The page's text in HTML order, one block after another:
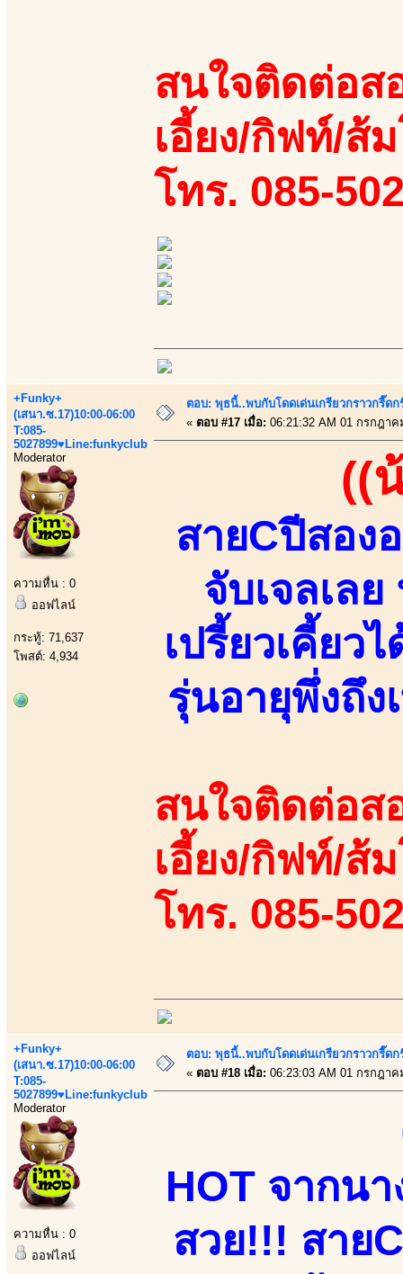
สนใจติดต่อส
เอี้ยง/กิฟท์/ส้
โทร. 085-
+Funky+
(เสนา.ซ.17)10:00-06:00
T:085-
5027899♥Line:funkyclub
Moderator
ความหื่น : 0
ออฟไลน์
กระทู้: 71,637
โพสต์: 4,934
ตอบ: พุธนี้..พบกับโดดเด่นเกรียวกราวกรี๊
« ตอบ #17 เมื่อ: 06:21:32 AM 01 กรกฎาค
((
สายCปีสอง
จับเจลเล
เปรี้ยวเคี้ยว
รุ่นอายุพึ่งถึง
สนใจติดต่อส
เอี้ยง/กิฟท์/ส้
โทร. 085-
+Funky+
(เสนา.ซ.17)10:00-06:00
T:085-
5027899♥Line:funkyclub
Moderator
ความหื่น : 0
ออฟไลน์
ตอบ: พุธนี้..พบกับโดดเด่นเกรียวกราวกรี๊
« ตอบ #18 เมื่อ: 06:23:03 AM 01 กรกฎาค
HOT จากน
สวย!!! สาย